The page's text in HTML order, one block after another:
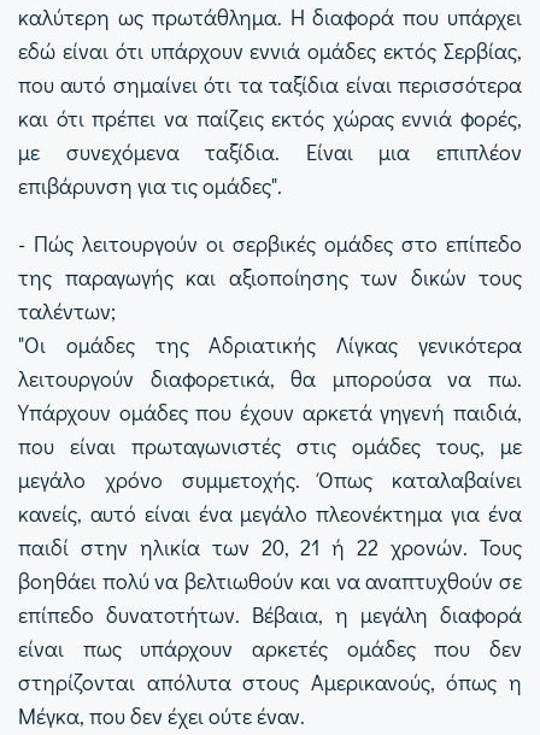
καλύτερη ως πρωτάθλημα. Η διαφορά που υπάρχει
εδώ είναι ότι υπάρχουν εννιά ομάδες εκτός Σερβίας,
που αυτό σημαίνει ότι τα ταξίδια είναι περισσότερα
και ότι πρέπει να παίζεις εκτός χώρας εννιά φορές,
με συνεχόμενα ταξίδια. Είναι μια επιπλέον
επιβάρυνση για τις ομάδες".
- Πώς λειτουργούν οι σερβικές ομάδες στο επίπεδο
της παραγωγής και αξιοποίησης των δικών τους
ταλέντων;
"Οι ομάδες της Αδριατικής Λίγκας γενικότερα
λειτουργούν διαφορετικά, θα μπορούσα να πω.
Υπάρχουν ομάδες που έχουν αρκετά γηγενή παιδιά,
που είναι πρωταγωνιστές στις ομάδες τους, με
μεγάλο χρόνο συμμετοχής. Όπως καταλαβαίνει
κανείς, αυτό είναι ένα μεγάλο πλεονέκτημα για ένα
παιδί στην ηλικία των 20, 21 ή 22 χρονών. Τους
βοηθάει πολύ να βελτιωθούν και να αναπτυχθούν σε
επίπεδο δυνατοτήτων. Βέβαια, η μεγάλη διαφορά
είναι πως υπάρχουν αρκετές ομάδες που δεν
στηρίζονται απόλυτα στους Αμερικανούς, όπως η
Μέγκα, που δεν έχει ούτε έναν.